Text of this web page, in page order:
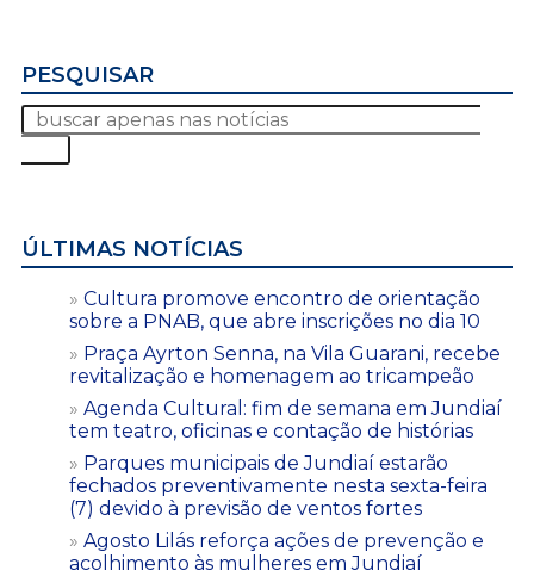
PESQUISAR
ÚLTIMAS NOTÍCIAS
Cultura promove encontro de orientação
sobre a PNAB, que abre inscrições no dia 10
Praça Ayrton Senna, na Vila Guarani, recebe
revitalização e homenagem ao tricampeão
Agenda Cultural: fim de semana em Jundiaí
tem teatro, oficinas e contação de histórias
Parques municipais de Jundiaí estarão
fechados preventivamente nesta sexta-feira
(7) devido à previsão de ventos fortes
Agosto Lilás reforça ações de prevenção e
acolhimento às mulheres em Jundiaí